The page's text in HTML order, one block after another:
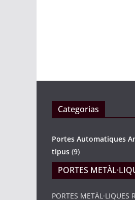
Categorias
Portes Automatiques
tipus (9)
PORTES
PORTES